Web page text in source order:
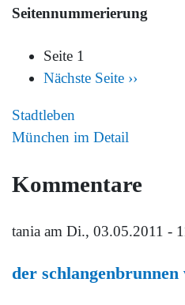
Seitennummerierung
Seite 1
Nächste Seite ››
Stadtleben
München im Detail
Kommentare
tania am Di., 03.05.2011 -
der